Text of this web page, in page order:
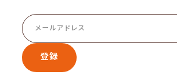
登録